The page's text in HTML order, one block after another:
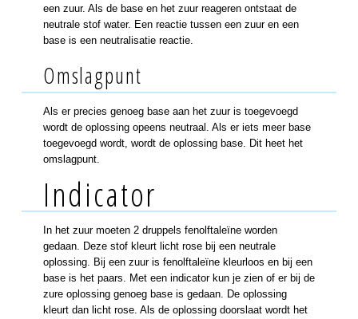
een zuur. Als de base en het zuur reageren ontstaat de
neutrale stof water. Een reactie tussen een zuur en een
base is een neutralisatie reactie.
Omslagpunt
Als er precies genoeg base aan het zuur is toegevoegd
wordt de oplossing opeens neutraal. Als er iets meer base
toegevoegd wordt, wordt de oplossing base. Dit heet het
omslagpunt.
Indicator
In het zuur moeten 2 druppels fenolftaleïne worden
gedaan. Deze stof kleurt licht rose bij een neutrale
oplossing. Bij een zuur is fenolftaleïne kleurloos en bij een
base is het paars. Met een indicator kun je zien of er bij de
zure oplossing genoeg base is gedaan. De oplossing
kleurt dan licht rose. Als de oplossing doorslaat wordt het